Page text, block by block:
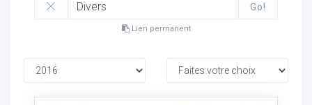
Go!
Lien permanent